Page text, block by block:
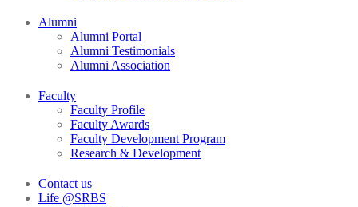
Alumni
Alumni Portal
Alumni Testimonials
Alumni Association
Faculty
Faculty Profile
Faculty Awards
Faculty Development Program
Research & Development
Contact us
Life @SRBS